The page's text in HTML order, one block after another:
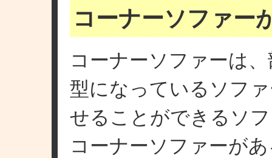
コーナーソファー
コーナーソファーは
型になっているソフ
せることができるソ
コーナーソファーが